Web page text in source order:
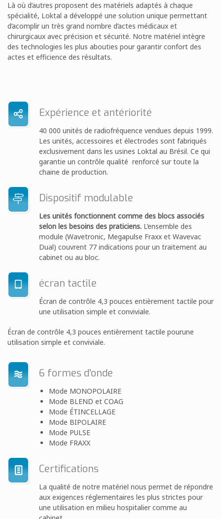
Là où d’autres proposent des matériels adaptés à chaque
spécialité, Loktal a développé une solution unique permettant
d’acomplir un très grand nombre d’actes médicaux et
chirurgicaux avec précision et sécurité. Notre matériel intègre
des technologies les plus abouties pour garantir confort des
actes et efficience des résultats.
Expérience et antériorité
40 000 unités de radiofréquence vendues depuis 1999.
Les unités, accessoires et électrodes sont fabriqués
exclusivement dans les usines Loktal au Brésil. Ce qui
garantie un contrôle qualité renforcé sur toute la
chaine de production.
Dispositif modulable
Les unités fonctionnent comme des blocs associés
selon les besoins des praticiens. L’ensemble des
module (Wavetronic, Megapulse Fraxx et Wavevac
Dual) couvrent 77 indications pour un traitement au
cabinet ou au bloc.
écran tactile
Écran de contrôle 4,3 pouces entièrement tactile pour
une utilisation simple et conviviale.
Écran de contrôle 4,3 pouces entièrement tactile pourune
utilisation simple et conviviale.
6 formes d'onde
Mode MONOPOLAIRE
Mode BLEND et COAG
Mode ÉTINCELLAGE
Mode BIPOLAIRE
Mode PULSE
Mode FRAXX
Certifications
La qualité de notre matériel nous permet de répondre
aux exigences réglementaires les plus strictes pour
une utilisation en milieu hospitalier comme au